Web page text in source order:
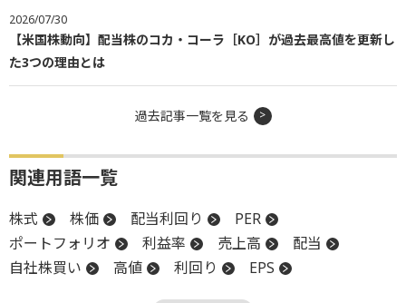
2026/07/30
【米国株動向】配当株のコカ・コーラ［KO］が過去最高値を更新し
た3つの理由とは
過去記事一覧を見る
関連用語一覧
株式 株価 配当利回り
PER
ポートフォリオ
利益率 売上高
配当
自社株買い
高値 利回り
EPS